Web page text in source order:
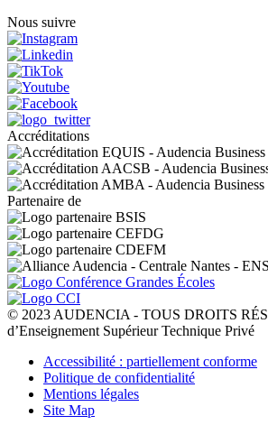
Nous suivre
Accréditations
Partenaire de
© 2023 AUDENCIA - TOUS DROITS
d’Enseignement Supérieur Technique Privé
Pied
page
Accessibilité : partiellement conforme
Politique de confidentialité
Mentions légales
Site Map